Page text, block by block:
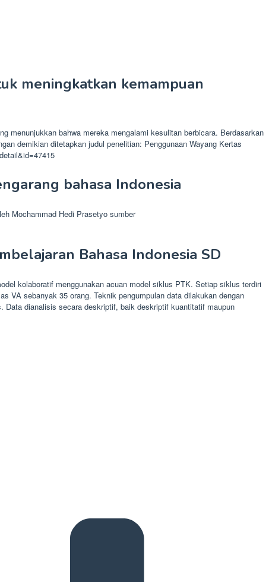
meningkatkan kemampuan
menunjukkan bahwa mereka mengalami kesulitan berbicara. Berdasarkan
demikian ditetapkan judul penelitian: Penggunaan Wayang Kertas
bahasa Indonesia
Mochammad Hedi Prasetyo sumber
Bahasa Indonesia SD
kolaboratif menggunakan acuan model siklus PTK. Setiap siklus terdiri
VA sebanyak 35 orang. Teknik pengumpulan data dilakukan dengan
Data dianalisis secara deskriptif, baik deskriptif kuantitatif maupun